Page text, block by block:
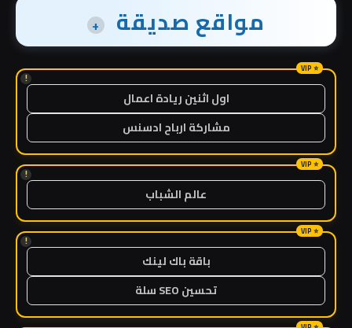
مواقع صديقة +
!
اول اثنين ريادة اعمال
مشاركة ارباح ادسنس
!
عالم الشباب
!
باقة باك لينك
تحسين SEO سلة